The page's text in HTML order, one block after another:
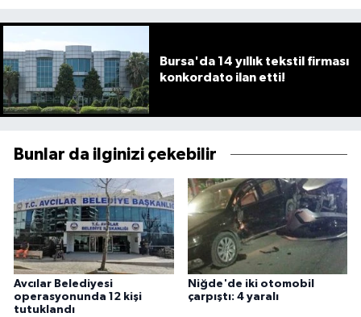
Bursa'da 14 yıllık tekstil firması
konkordato ilan etti!
Bunlar da ilginizi çekebilir
Avcılar Belediyesi
operasyonunda 12 kişi
tutuklandı
Niğde'de iki otomobil
çarpıştı: 4 yaralı